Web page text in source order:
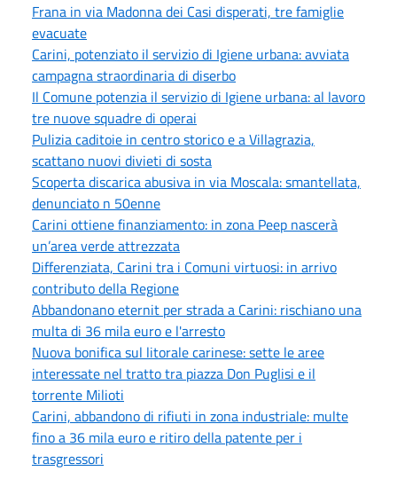
Frana in via Madonna dei Casi disperati, tre famiglie
evacuate
Carini, potenziato il servizio di Igiene urbana: avviata
campagna straordinaria di diserbo
Il Comune potenzia il servizio di Igiene urbana: al lavoro
tre nuove squadre di operai
Pulizia caditoie in centro storico e a Villagrazia,
scattano nuovi divieti di sosta
Scoperta discarica abusiva in via Moscala: smantellata,
denunciato n 50enne
Carini ottiene finanziamento: in zona Peep nascerà
un’area verde attrezzata
Differenziata, Carini tra i Comuni virtuosi: in arrivo
contributo della Regione
Abbandonano eternit per strada a Carini: rischiano una
multa di 36 mila euro e l'arresto
Nuova bonifica sul litorale carinese: sette le aree
interessate nel tratto tra piazza Don Puglisi e il
torrente Milioti
Carini, abbandono di rifiuti in zona industriale: multe
fino a 36 mila euro e ritiro della patente per i
trasgressori